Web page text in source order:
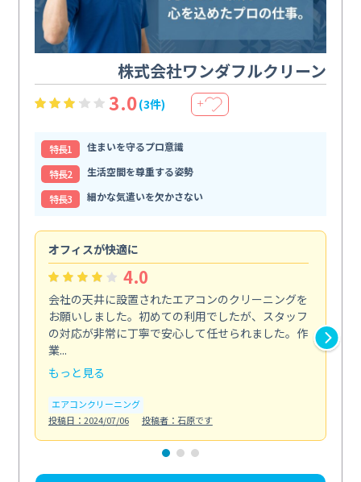
株式会社ワンダフルクリーン
3.0(3件) ＋
特⻑1
住まいを守るプロ意識
特⻑2
生活空間を尊重する姿勢
特⻑3
細かな気遣いを欠かさない
オフィスが快適に
4.0
会社の天井に設置されたエアコンのクリーニングを
お願いしました。初めての利用でしたが、スタッフ
の対応が非常に丁寧で安心して任せられました。作
業...
もっと見る
エアコンクリーニング
投稿日：2024/07/06
投稿者：石原です